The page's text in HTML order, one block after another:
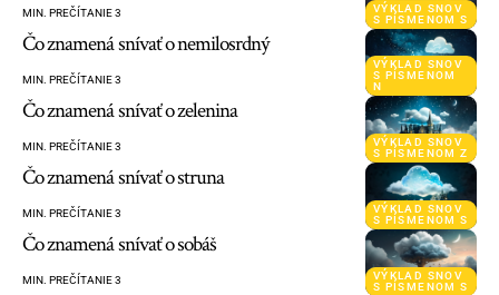
VÝKLAD SNOV
S PÍSMENOM S
MIN. PREČÍTANIE 3
VÝKLAD SNOV
S PÍSMENOM
N
Čo znamená snívať o nemilosrdný
MIN. PREČÍTANIE 3
VÝKLAD SNOV
S PÍSMENOM Z
Čo znamená snívať o zelenina
MIN. PREČÍTANIE 3
VÝKLAD SNOV
S PÍSMENOM S
Čo znamená snívať o struna
MIN. PREČÍTANIE 3
VÝKLAD SNOV
S PÍSMENOM S
Čo znamená snívať o sobáš
MIN. PREČÍTANIE 3